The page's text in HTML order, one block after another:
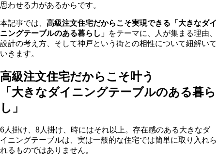
思わせる力があるからです。
本記事では、 高級注文住宅だからこそ実現できる「大きなダイ
ニングテーブルのある暮らし」 をテーマに、人が集まる理由、
設計の考え方、そして神戸という街との相性について紐解いて
いきます。
高級注文住宅だからこそ叶う
「大きなダイニングテーブルのある暮ら
し」
6人掛け、8人掛け、時にはそれ以上。存在感のある大きなダ
イニングテーブルは、実は一般的な住宅では簡単に取り入れら
れるものではありません。